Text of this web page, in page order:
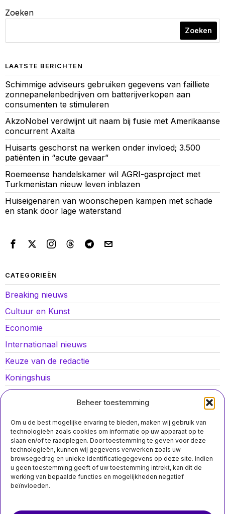
Beheer toestemming
Om u de best mogelijke ervaring te bieden, maken wij gebruik van
technologieën zoals cookies om informatie op uw apparaat op te
slaan en/of te raadplegen. Door toestemming te geven voor deze
technologieën, kunnen wij gegevens verwerken zoals uw
browsegedrag en unieke identificatiegegevens op deze site. Indien
u geen toestemming geeft of uw toestemming intrekt, kan dit de
werking van bepaalde functies en mogelijkheden negatief
beïnvloeden.
Zoeken
Zoeken
LAATSTE BERICHTEN
Schimmige adviseurs gebruiken gegevens van failliete
zonnepanelenbedrijven om batterijverkopen aan
consumenten te stimuleren
AkzoNobel verdwijnt uit naam bij fusie met Amerikaanse
concurrent Axalta
Huisarts geschorst na werken onder invloed; 3.500
patiënten in “acute gevaar”
Roemeense handelskamer wil AGRI-gasproject met
Turkmenistan nieuw leven inblazen
Huiseigenaren van woonschepen kampen met schade
en stank door lage waterstand
CATEGORIEËN
Breaking nieuws
Cultuur en Kunst
Economie
Internationaal nieuws
Keuze van de redactie
Koningshuis
Lokaal nieuws
Opinies
Politiek
Sport